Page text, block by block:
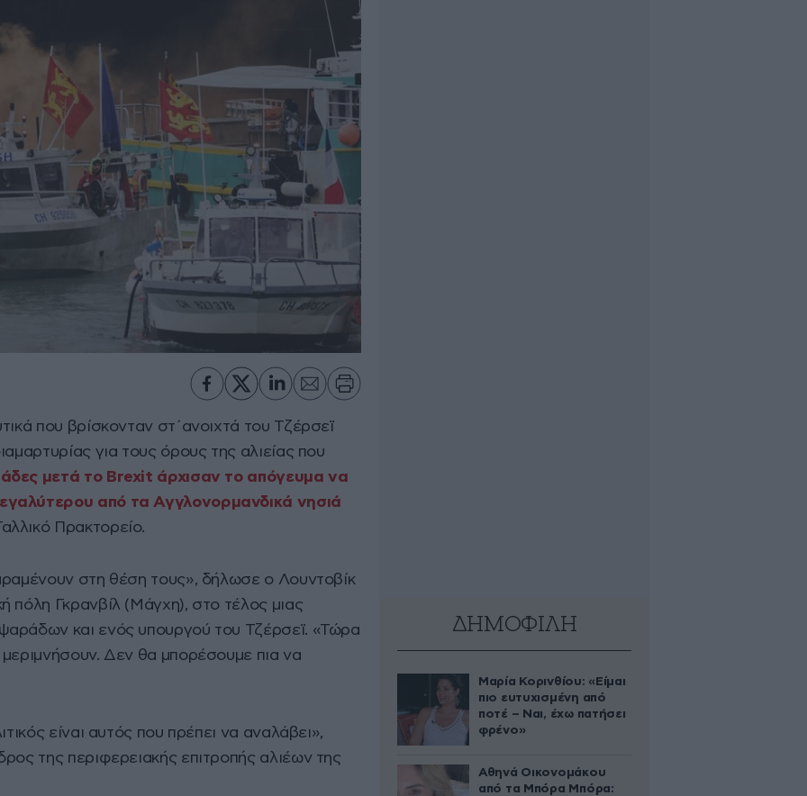
που βρίσκονταν στ΄ανοιχτά του Τζέρσεϊ
για τους όρους της αλιείας που
μετά το Brexit άρχισαν το απόγευμα να
από τα Αγγλονορμανδικά νησιά
Πρακτορείο.
στη θέση τους», δήλωσε ο Λουντοβίκ
πόλη Γκρανβίλ (Μάγχη), στο τέλος μιας
και ενός υπουργού του Τζέρσεϊ. «Τώρα
Δεν θα μπορέσουμε πια να
είναι αυτός που πρέπει να αναλάβει»,
της περιφερειακής επιτροπής αλιέων της
ΔΗΜΟΦΙΛΗ
Μαρία Κορινθίου: «Είμαι
πιο ευτυχισμένη από
ποτέ – Ναι, έχω πατήσει
φρένο»
Αθηνά Οικονομάκου
από τα Μπόρα Μπόρα: